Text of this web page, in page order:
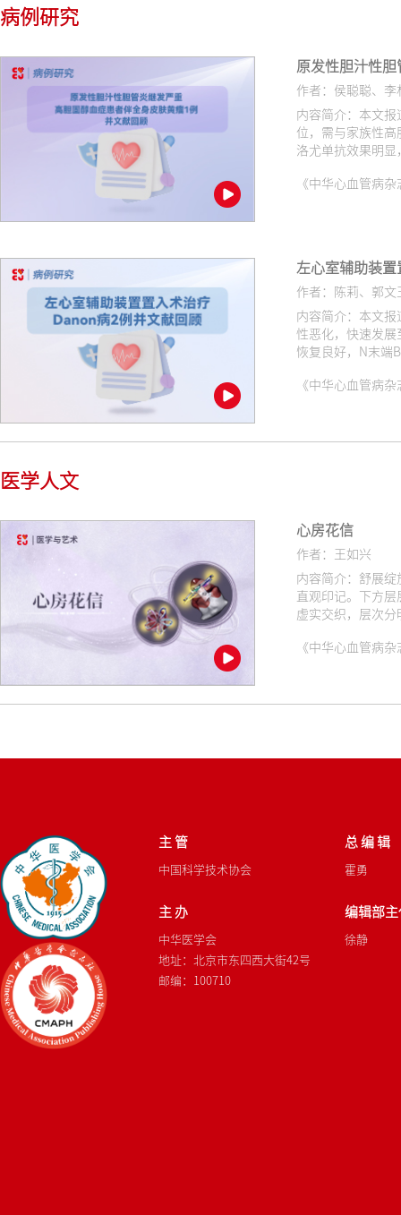
病例研究
原发性胆汁性
作者：侯聪聪、
内容简介：本文
位，需与家族性
洛尤单抗效果明
《中华心血管病
左心室辅助装
作者：陈莉、郭
内容简介：本文
性恶化，快速发
恢复良好，N末端
《中华心血管病
医学人文
心房花信
作者：王如兴
内容简介：舒展
直观印记。下方
虚实交织，层次
《中华心血管病
主 管
中国科学技术协会
主 办
中华医学会
地址：北京市东四西大街42号
邮编：100710
总 编 辑
霍勇
编辑部
徐静